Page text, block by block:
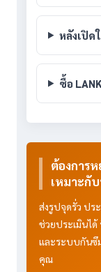
หลังเปิด
ซื้อ
ต้องการ
เหมาะกั
ส่งรูปจุดรั่ว ปร
ช่วยประเมินไ
และระบบกันซึ
คุณ